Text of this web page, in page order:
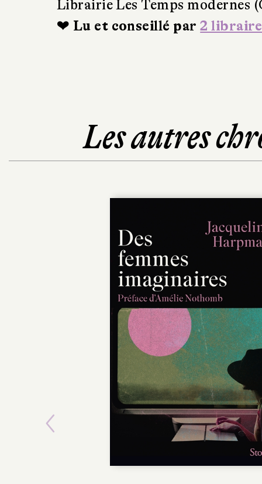
Librairie Les Temps modernes
❤ Lu et conseillé par2
Les autres
POCHE
Previous